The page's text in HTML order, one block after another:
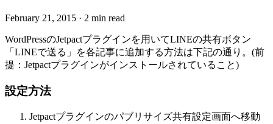
February 21, 2015 · 2 min read
WordPressのJetpactプラグインを用いてLINEの共有ボタン
「LINEで送る」を各記事に追加する方法は下記の通り。(前
提：Jetpactプラグインがインストールされていること)
設定方法
Jetpactプラグインのパブリサイズ共有設定画面へ移動